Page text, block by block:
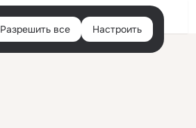
Войти
Разрешить все Настроить